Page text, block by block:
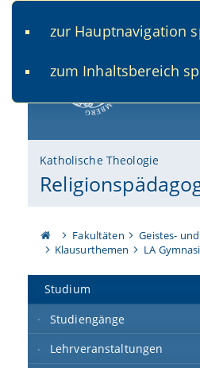
zur Hauptnavigation
zum Inhaltsbereich
Katholische Theologie
Fakultäten Geistes-
Klausurthemen
LA
Studium
Studiengänge
Lehrveranstaltungen